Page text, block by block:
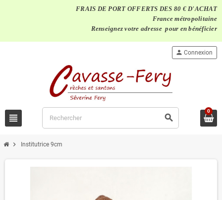
FRAIS DE PORT OFFERTS DES 80 € D'ACHAT
France métropolitaine
Renseignez votre adresse pour en bénéficier
view_headline search
person Connexion
0
chevron_right Institutrice 9cm